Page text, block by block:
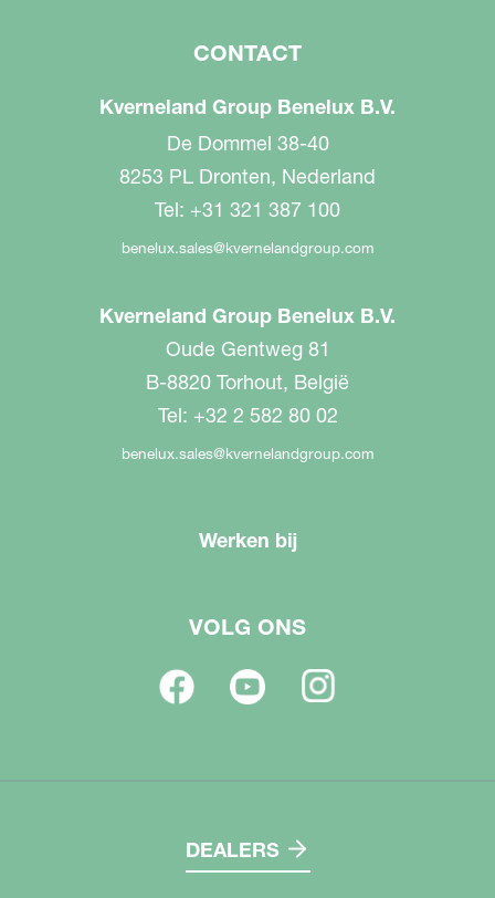
CONTACT
Kverneland Group Benelux B.V.
De Dommel 38-40
8253 PL Dronten, Nederland
Tel: +31 321 387 100
benelux.sales@kvernelandgroup.com
Kverneland Group Benelux B.V.
Oude Gentweg 81
B-8820 Torhout, België
Tel: +32 2 582 80 02
benelux.sales@kvernelandgroup.com
Werken bij
VOLG ONS
DEALERS